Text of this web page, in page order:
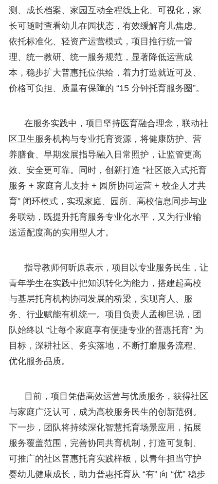
测、成长档案、家园互动全程线上化、可视化，家
长可随时查看幼儿在园状态，有效缓解育儿焦虑。
依托标准化、轻资产运营模式，项目推行统一管
理、统一教研、统一服务规范，显著降低运营成
本，稳步扩大普惠托位供给，着力打造就近可及、
价格可负担、质量有保障的 “15 分钟托育服务圈”。
在服务实践中，项目坚持医育融合理念，联动社
区卫生服务机构与专业托育资源，将健康防护、营
养膳食、早期发展指导融入日常照护，让监管更高
效、安全更可靠。同时，创新打造 “社区嵌入式托育
服务 + 家庭育儿支持 + 园所协同运营 + 校企人才共
育” 闭环模式，实现家庭、园所、高校信息同步与业
务联动，既提升托育服务专业化水平，又为行业输
送适配度高的实用型人才。
指导教师何昕原表示，项目以专业服务民生，让
青年学生在实践中把知识转化为能力，搭建起高校
与基层托育机构协同发展的桥梁，实现育人、服
务、行业赋能有机统一。项目负责人孟柳邑说，团
队始终以 “让每个家庭享有便捷专业的普惠托育” 为
目标，深耕社区、务实落地，不断打磨服务流程、
优化服务品质。
目前，项目凭借高效运营与优质服务，获得社区
与家庭广泛认可，成为高校服务民生的创新范例。
下一步，团队将持续深化智慧托育场景应用，拓展
服务覆盖范围，完善协同共育机制，打造可复制、
可推广的社区普惠托育实践样板，以青年担当守护
婴幼儿健康成长，助力普惠托育从 “有” 向 “优” 稳步